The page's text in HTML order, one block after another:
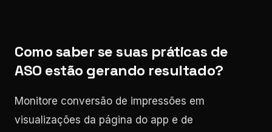
Como saber se suas práticas de
ASO estão gerando resultado?
Monitore conversão de impressões em
visualizações da página do app e de